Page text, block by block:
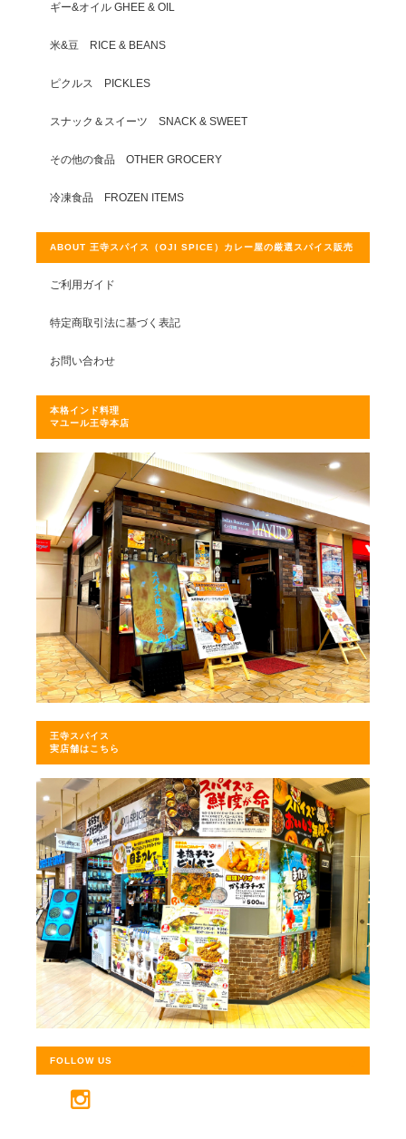
ギー&オイル GHEE & OIL
米&豆 RICE & BEANS
ピクルス PICKLES
スナック＆スイーツ SNACK & SWEET
その他の食品 OTHER GROCERY
冷凍食品 FROZEN ITEMS
ABOUT 王寺スパイス（OJI SPICE）カレー屋の厳選スパイス販売
ご利用ガイド
特定商取引法に基づく表記
お問い合わせ
本格インド料理
マユール王寺本店
王寺スパイス
実店舗はこちら
FOLLOW US